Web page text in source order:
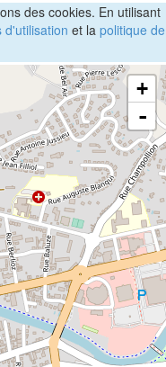
des cookies. En utilisant
d'utilisation et la politique de
+
-